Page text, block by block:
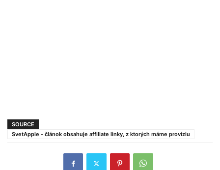
SOURCE
SvetApple - článok obsahuje affiliate linky, z ktorých máme províziu